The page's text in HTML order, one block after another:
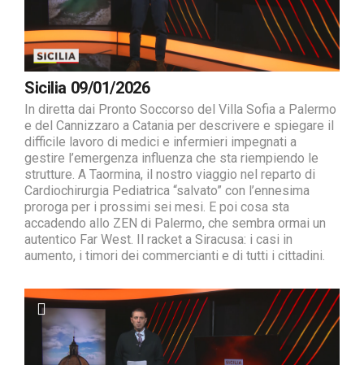
Sicilia 09/01/2026
In diretta dai Pronto Soccorso del Villa Sofia a Palermo
e del Cannizzaro a Catania per descrivere e spiegare il
difficile lavoro di medici e infermieri impegnati a
gestire l’emergenza influenza che sta riempiendo le
strutture. A Taormina, il nostro viaggio nel reparto di
Cardiochirurgia Pediatrica “salvato” con l’ennesima
proroga per i prossimi sei mesi. E poi cosa sta
accadendo allo ZEN di Palermo, che sembra ormai un
autentico Far West. Il racket a Siracusa: i casi in
aumento, i timori dei commercianti e di tutti i cittadini.